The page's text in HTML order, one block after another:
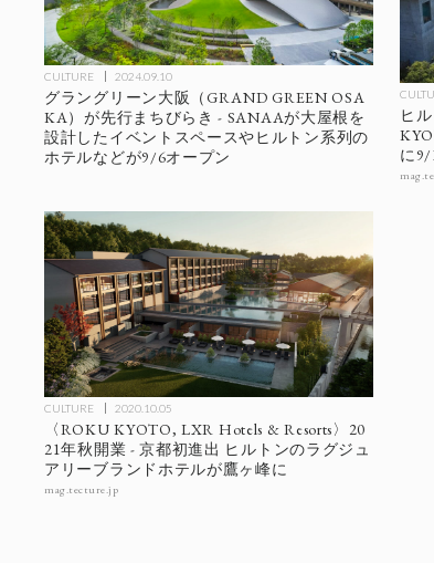
CULTURE 2024.09.10
グラングリーン大阪（GRAND GREEN OSA
KA）が先行まちびらき - SANAAが大屋根を
設計したイベントスペースやヒルトン系列の
ホテルなどが9/6オープン
ヒ
に9/
CULTURE 2020.10.05
〈ROKU KYOTO, LXR Hotels & Resorts〉20
21年秋開業 - 京都初進出 ヒルトンのラグジュ
アリーブランドホテルが鷹ヶ峰に
mag.tecture.jp